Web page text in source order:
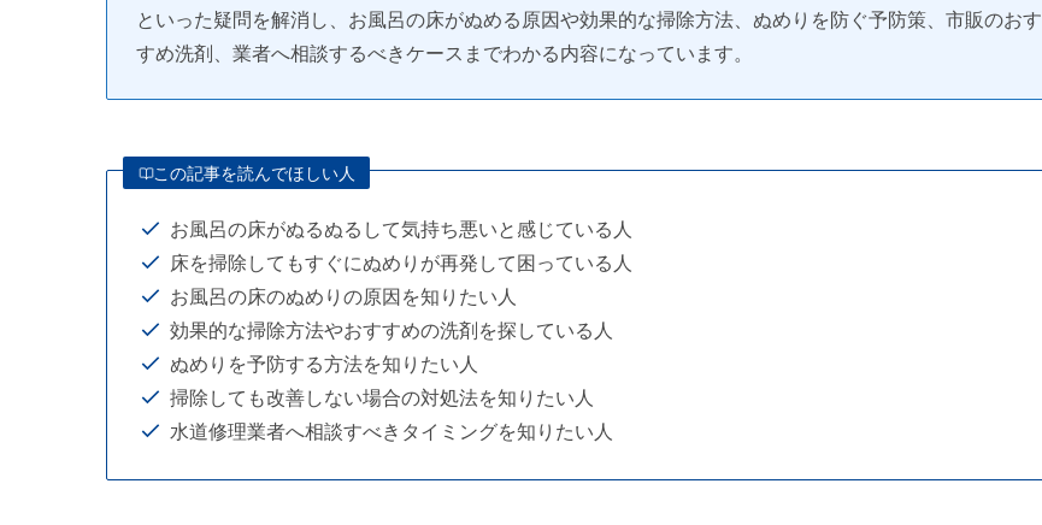
といった疑問を解消し、お風呂の床がぬめる原因や効果的な掃除方法、ぬめりを防ぐ予防策、市販のおす
すめ洗剤、業者へ相談するべきケースまでわかる内容になっています。
この記事を読んでほしい人
お風呂の床がぬるぬるして気持ち悪いと感じている人
床を掃除してもすぐにぬめりが再発して困っている人
お風呂の床のぬめりの原因を知りたい人
効果的な掃除方法やおすすめの洗剤を探している人
ぬめりを予防する方法を知りたい人
掃除しても改善しない場合の対処法を知りたい人
水道修理業者へ相談すべきタイミングを知りたい人